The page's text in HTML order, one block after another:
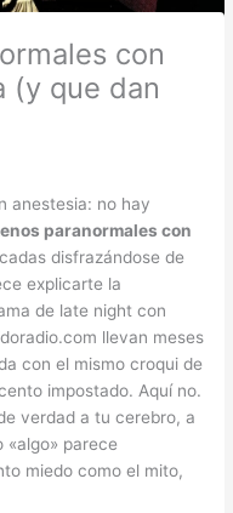
con
(y que dan
anestesia: no hay
paranormales con
disfrazándose de
explicarte la
de late night con
llevan meses
con el mismo croqui de
impostado. Aquí no.
verdad a tu cerebro, a
«algo» parece
miedo como el mito,